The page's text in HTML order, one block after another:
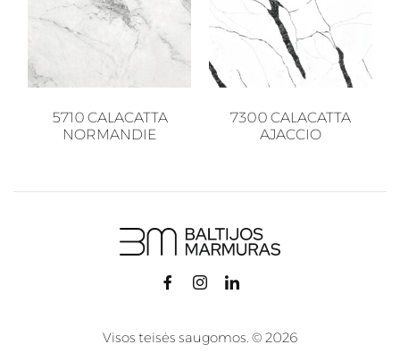
5710 CALACATTA
NORMANDIE
7300 CALACATTA
AJACCIO
Visos teisės saugomos. © 2026